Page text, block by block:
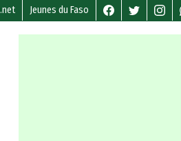
Jeunes du Faso